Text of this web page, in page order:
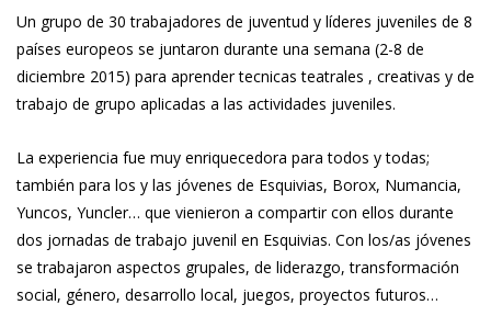
Un grupo de 30 trabajadores de juventud y líderes juveniles de 8
países europeos se juntaron durante una semana (2-8 de
diciembre 2015) para aprender tecnicas teatrales , creativas y de
trabajo de grupo aplicadas a las actividades juveniles.
La experiencia fue muy enriquecedora para todos y todas;
también para los y las jóvenes de Esquivias, Borox, Numancia,
Yuncos, Yuncler… que vienieron a compartir con ellos durante
dos jornadas de trabajo juvenil en Esquivias. Con los/as jóvenes
se trabajaron aspectos grupales, de liderazgo, transformación
social, género, desarrollo local, juegos, proyectos futuros…